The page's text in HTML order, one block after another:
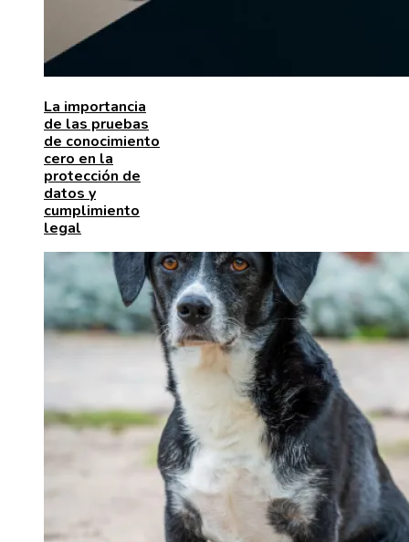
La importancia
de las pruebas
de conocimiento
cero en la
protección de
datos y
cumplimiento
legal